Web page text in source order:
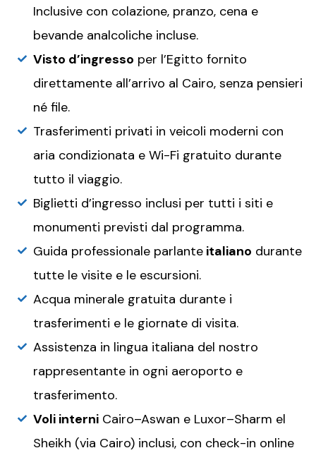
Inclusive con colazione, pranzo, cena e
bevande analcoliche incluse.
Visto d’ingresso per l’Egitto fornito
direttamente all’arrivo al Cairo, senza pensieri
né file.
Trasferimenti privati in veicoli moderni con
aria condizionata e Wi-Fi gratuito durante
tutto il viaggio.
Biglietti d’ingresso inclusi per tutti i siti e
monumenti previsti dal programma.
Guida professionale parlante italiano durante
tutte le visite e le escursioni.
Acqua minerale gratuita durante i
trasferimenti e le giornate di visita.
Assistenza in lingua italiana del nostro
rappresentante in ogni aeroporto e
trasferimento.
Voli interni Cairo–Aswan e Luxor–Sharm el
Sheikh (via Cairo) inclusi, con check-in online